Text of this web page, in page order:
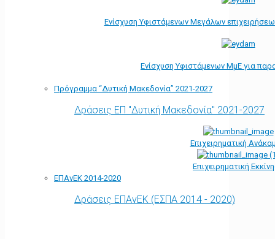
Ενίσχυση Υφιστάμενων Μεγάλων
Ενίσχυση Υφιστάμενων ΜμΕ για
Πρόγραμμα “Δυτική Μακεδονία” 2021-2027
Δράσεις ΕΠ "Δυτική Μακεδονία" 2021-2027
Επιχειρηματική
Επιχειρηματική
ΕΠΑνΕΚ 2014-2020
Δράσεις ΕΠΑνΕΚ (ΕΣΠΑ 2014 - 2020)